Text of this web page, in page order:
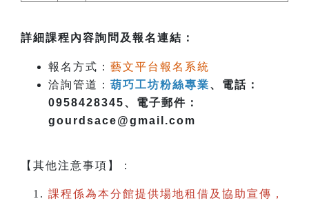
詳細課程內容詢問及報名連結：
報名方式： 藝文平台報名系統
洽詢管道： 葫巧工坊粉絲專業、電話：
0958428345、電子郵件：
gourdsace@gmail.com
【其他注意事項】：
課程係為本分館提供場地租借及協助宣傳，